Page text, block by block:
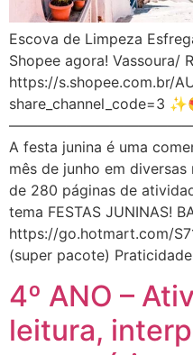
Escova de Limpeza
Shopee agora! Vassoura/
https://s.shopee.com.br/
share_channel_code=3
A festa junina é uma
mês de junho em
de 280 páginas de
tema FESTAS JUNINAS!
https://go.hotmart.com/
(super pacote)
4º ANO –
leitura,